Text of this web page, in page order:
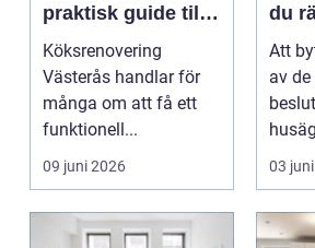
praktisk guide till
ett lyckat projekt
Köksrenovering
Västerås handlar för
många om att få ett
funktionell...
09 juni 2026
du
hus
Att
av
med
03